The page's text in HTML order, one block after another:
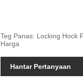
Teg Panas: Locking Hock
Harga
Hantar Pertanyaan